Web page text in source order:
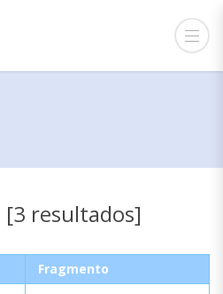
[3 resultados]
Fragmento